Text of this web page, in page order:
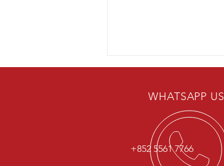
撰寫留言......
WHATSAPP US
+852 5561 7766